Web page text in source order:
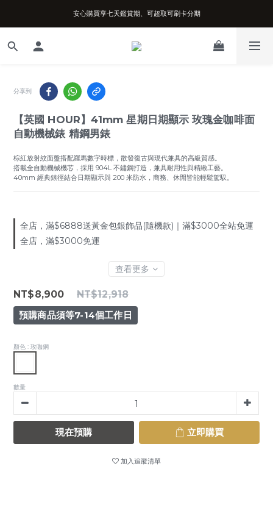
台南實體店面、兩年機芯保固、開立發票
安心購買享七天鑑賞期、可超取可刷卡分期
台南實體店面、兩年機芯保固、開立發票
分享到
【英國 HOUR】41mm 星期日期顯示 玫瑰金咖啡面
自動機械錶 精鋼男錶
棕紅放射紋面盤搭配羅馬數字時標，散發復古與現代兼具的高級質感。
搭載全自動機械機芯，採用 904L 不鏽鋼打造，兼具耐用性與精緻工藝。
40mm 經典錶徑結合日期顯示與 200 米防水，商務、休閒皆能輕鬆駕馭。
全店，滿$6888送黃金包銀飾品(隨機款)｜滿$3000全站免運
全店，滿$3000免運
查看更多
NT$8,900
NT$12,918
預購商品須等7-14個工作日
顏色 : 玫咖鋼
數量
現在預購 立即購買
加入追蹤清單